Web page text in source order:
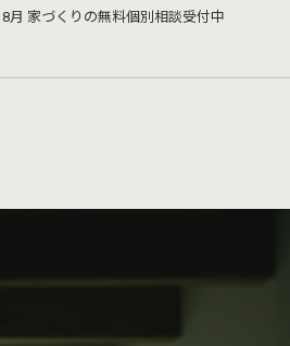
8月 家づくりの無料個別相談受付中